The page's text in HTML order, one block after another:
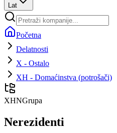
Lat
Početna
Delatnosti
X - Ostalo
XH - Domaćinstva (potrošači)
XHNGrupa
Nerezidenti